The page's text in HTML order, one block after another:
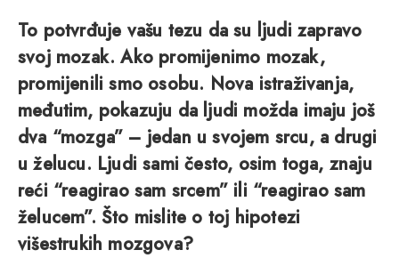
To potvrđuje vašu tezu da su ljudi zapravo
svoj mozak. Ako promijenimo mozak,
promijenili smo osobu. Nova istraživanja,
međutim, pokazuju da ljudi možda imaju još
dva “mozga” – jedan u svojem srcu, a drugi
u želucu. Ljudi sami često, osim toga, znaju
reći “reagirao sam srcem” ili “reagirao sam
želucem”. Što mislite o toj hipotezi
višestrukih mozgova?